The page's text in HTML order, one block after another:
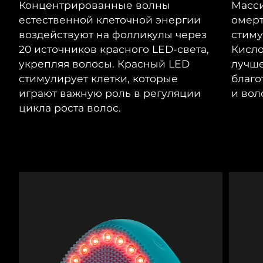
Концентрированные волны
естественной клеточной энергии
воздействуют на фолликулы через
20 источников красного LED-света,
укрепляя волосы. Красный LED
стимулирует клетки, которые
играют важную роль в регуляции
цикла роста волос.
и
For healthy hair
18% PAP
Косметика Для мужчин
Купить
Гибралтар
Ожидаемая дата доставки
8/14/26
Греция
Ожидаемая дата доставки
8/10/26
Гонконг (САР)
Ожидаемая дата доставки
Ожидаемая дата доставки